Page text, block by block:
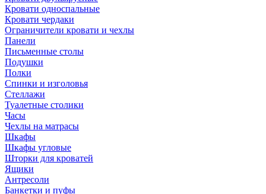
Кровати односпальные
Кровати чердаки
Ограничители кровати и чехлы
Панели
Письменные столы
Подушки
Полки
Спинки и изголовья
Стеллажи
Туалетные столики
Часы
Чехлы на матрасы
Шкафы
Шкафы угловые
Шторки для кроватей
Ящики
Антресоли
Банкетки и пуфы